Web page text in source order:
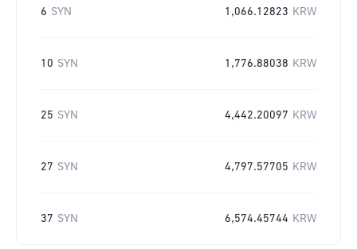
6 SYN 1,066.12823 KRW
10 SYN 1,776.88038 KRW
25 SYN 4,442.20097 KRW
27 SYN 4,797.57705 KRW
37 SYN 6,574.45744 KRW